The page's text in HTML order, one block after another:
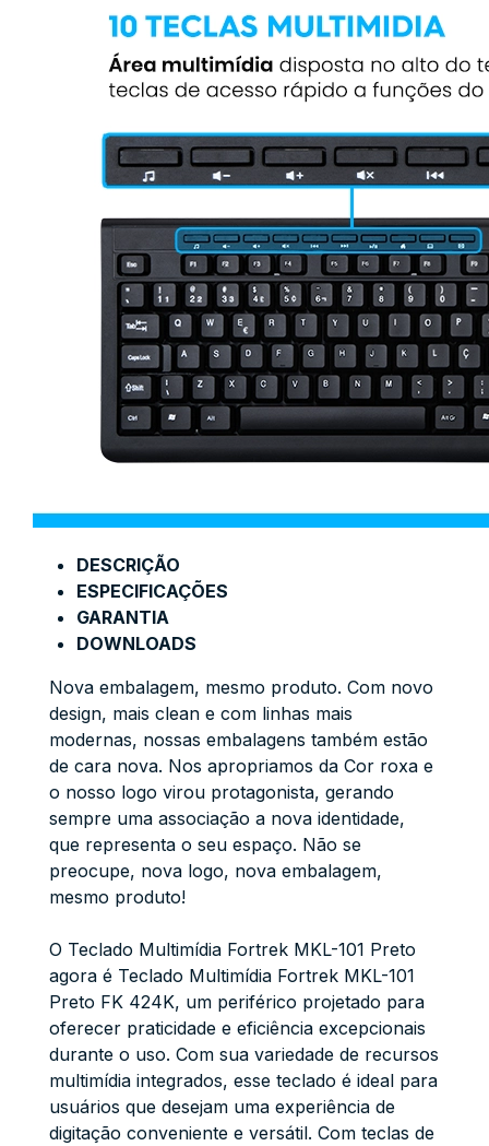
DESCRIÇÃO
ESPECIFICAÇÕES
GARANTIA
DOWNLOADS
Nova embalagem, mesmo produto. Com novo
design, mais clean e com linhas mais
modernas, nossas embalagens também estão
de cara nova. Nos apropriamos da Cor roxa e
o nosso logo virou protagonista, gerando
sempre uma associação a nova identidade,
que representa o seu espaço. Não se
preocupe, nova logo, nova embalagem,
mesmo produto!
O Teclado Multimídia Fortrek MKL-101 Preto
agora é Teclado Multimídia Fortrek MKL-101
Preto FK 424K, um periférico projetado para
oferecer praticidade e eficiência excepcionais
durante o uso. Com sua variedade de recursos
multimídia integrados, esse teclado é ideal para
usuários que desejam uma experiência de
digitação conveniente e versátil. Com teclas de